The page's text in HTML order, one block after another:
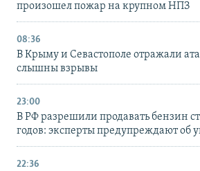
произошел пожар на крупном НПЗ
08:36
В Крыму и Севастополе отражали
слышны взрывы
23:00
В РФ разрешили продавать бензин
годов: эксперты предупреждают об
22:36